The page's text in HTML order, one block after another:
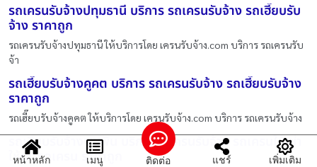
รถเครนรับจ้างปทุมธานี บริการ รถเครนรับจ้าง รถเฮี๊ยบรับ
จ้าง ราคาถูก
รถเครนรับจ้างปทุมธานี ให้บริการโดย เครนรับจ้าง.com บริการ รถเครนรับ
จ้า
รถเฮี๊ยบรับจ้างคูคต บริการ รถเครนรับจ้าง รถเฮี๊ยบรับจ้าง
ราคาถูก
รถเฮี๊ยบรับจ้างคูคต ให้บริการโดย เครนรับจ้าง.com บริการ รถเครนรับจ้าง
รถเฮี๊ยบรับจ้างพุนพิน บริการรถเครนรับจ้าง รถเครนให้เช่า
ให้เช่ารถเครน ราคาถูก
หน้าหลัก เมนู ติดต่อ แชร์ เพิ่มเติม